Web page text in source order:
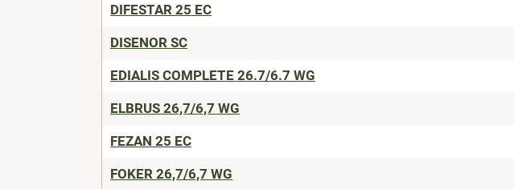
DIFESTAR 25 EC
DISENOR SC
EDIALIS COMPLETE 26.7/6.7 WG
ELBRUS 26,7/6,7 WG
FEZAN 25 EC
FOKER 26,7/6,7 WG